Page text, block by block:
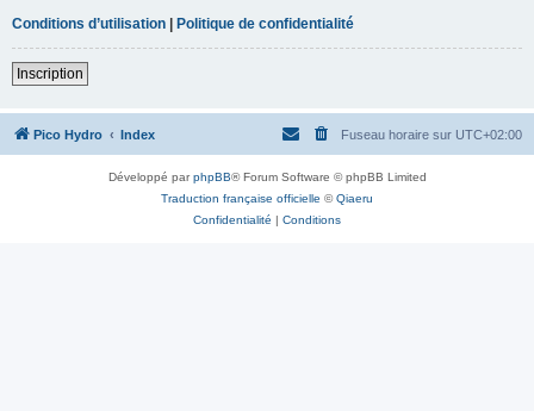
Conditions d’utilisation | Politique de confidentialité
Inscription
Pico Hydro Index Fuseau horaire sur UTC+02:00
Développé parphpBB® Forum Software © phpBB Limited
Traduction française officielle ©Qiaeru
Confidentialité | Conditions